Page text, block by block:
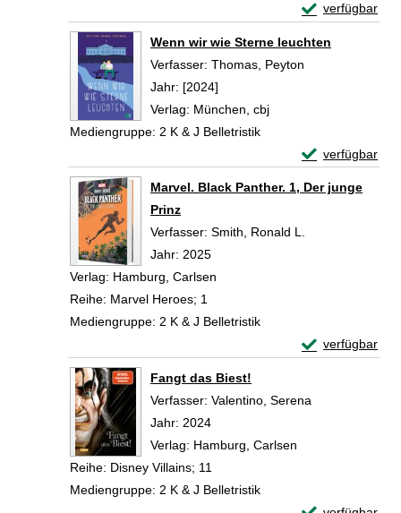
verfügbar
Exemplar-
Wenn wir wie Sterne leuchten
Verfasser: Thomas, Peyton
Jahr: [2024]
Verlag: München, cbj
Mediengruppe: 2 K & J Belletristik
verfügbar
Exemplar-
Marvel. Black Panther. 1, Der junge
Prinz
Verfasser: Smith, Ronald L.
Jahr: 2025
Verlag: Hamburg, Carlsen
Reihe: Marvel Heroes; 1
Mediengruppe: 2 K & J Belletristik
verfügbar
Exemplar-
Fangt das Biest!
Verfasser: Valentino, Serena
Jahr: 2024
Verlag: Hamburg, Carlsen
Reihe: Disney Villains; 11
Mediengruppe: 2 K & J Belletristik